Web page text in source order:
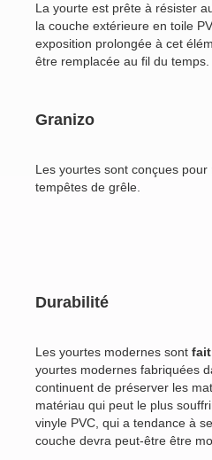
La yourte est prête à résister
la couche extérieure en toile
exposition prolongée à cet
être remplacée au fil du temps.
Granizo
Les yourtes sont conçues
tempêtes de grêle.
Durabilité
Les yourtes modernes sont
yourtes modernes fabriquées
continuent de préserver les
matériau qui peut le plus
vinyle PVC, qui a tendance à
couche devra peut-être être